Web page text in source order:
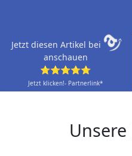
Jetzt diesen Artikel bei
anschauen
⭐⭐⭐⭐⭐
Jetzt klicken!- Partnerlink*